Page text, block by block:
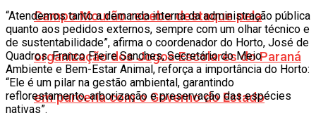
Campo Mourão recebe destaque pela
organização dos Jogos Escolares do Paraná
em parceria com o Governo do Estado
“Atendemos tanto a demanda interna da administração pública
quanto aos pedidos externos, sempre com um olhar técnico e
de sustentabilidade”, afirma o coordenador do Horto, José de
Quadros. Franco Freire Sanches, Secretário do Meio
Ambiente e Bem-Estar Animal, reforça a importância do Horto:
“Ele é um pilar na gestão ambiental, garantindo
reflorestamento, arborização e preservação das espécies
nativas”.